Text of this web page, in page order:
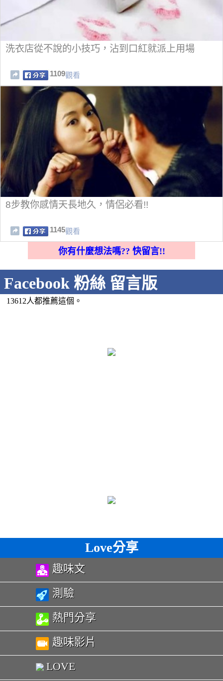
洗衣店從不說的小技巧，沾到口紅就派上用場
1109觀看
8步教你感情天長地久，情侶必看!!
1145觀看
你有什麼想法嗎?? 快留言!!
Facebook 粉絲 留言版
13612人都推薦這個。
Love分享
趣味文
測驗
熱門分享
趣味影片
LOVE